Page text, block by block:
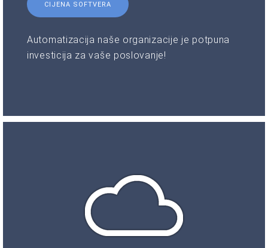
CIJENA SOFTVERA
Automatizacija naše organizacije je potpuna
investicija za vaše poslovanje!